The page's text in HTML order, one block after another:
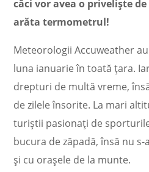
căci vor avea o priveliște
arăta termometrul!
Meteorologii Accuweather
luna ianuarie în toată țara.
drepturi de multă vreme,
de zilele însorite. La mari
turiștii pasionați de
bucura de zăpadă, însă nu
și cu orașele de la munte.